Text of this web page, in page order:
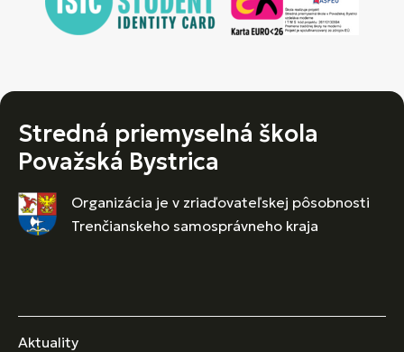
Stredná priemyselná škola
Považská Bystrica
Organizácia je v zriaďovateľskej pôsobnosti
Trenčianskeho samosprávneho kraja
Aktuality